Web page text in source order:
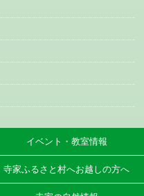
イベント・教室情報
寺家ふるさと村へお越しの方へ